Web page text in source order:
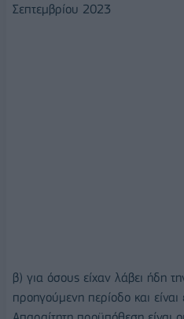
Σεπτεμβρίου 2023
β) για όσους είχαν λάβει ήδη
προηγούμενη περίοδο και είναι